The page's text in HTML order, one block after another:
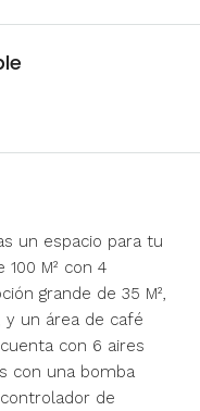
un espacio para tu
100 M² con 4
grande de 35 M²,
y un área de café
con 6 aires
con una bomba
de